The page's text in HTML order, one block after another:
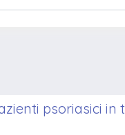
psoriasici